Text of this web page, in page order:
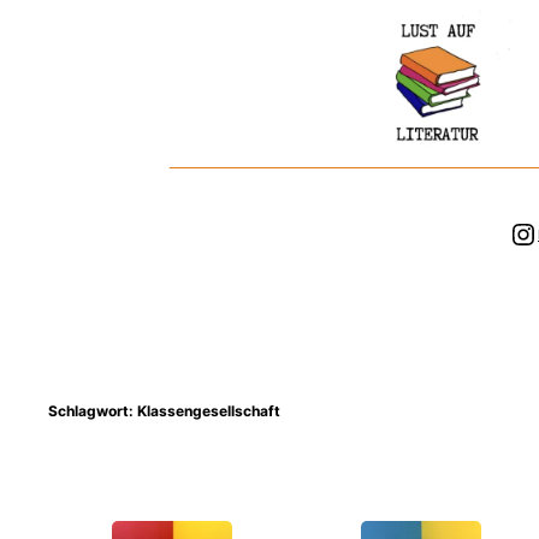
Schlagwort: Klassengesellschaft